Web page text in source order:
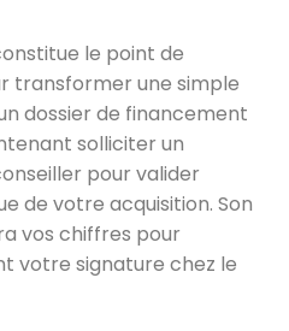
le point de
transformer une simple
dossier de financement
solliciter un
pour valider
de votre acquisition. Son
vos chiffres pour
votre signature chez le